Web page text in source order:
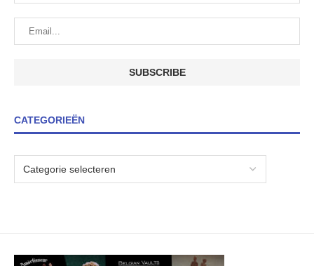
CATEGORIEËN